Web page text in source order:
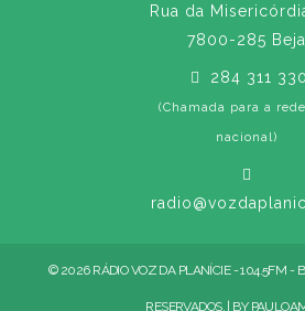
Rua da
7800-285 Beja
284 311 330
(Chamada para a
nacional)
© 2026 RÁDIO VOZ DA PLANÍCIE - 104.5FM -
RESERVADOS. | BY